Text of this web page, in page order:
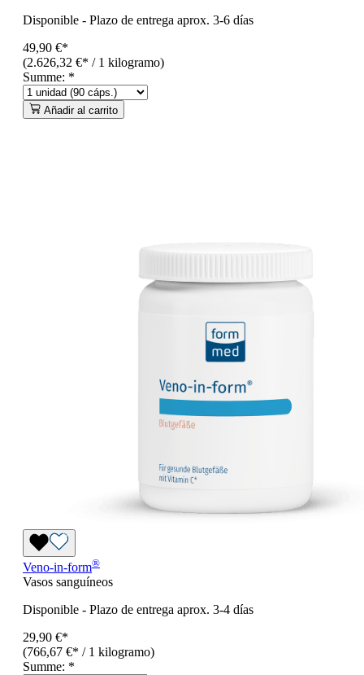
Disponible - Plazo de entrega aprox. 3-6 días
49,90 €*
(2.626,32 €* / 1 kilogramo)
Summe: *
Añadir al carrito
Veno-in-form®
Vasos sanguíneos
Disponible - Plazo de entrega aprox. 3-4 días
29,90 €*
(766,67 €* / 1 kilogramo)
Summe: *